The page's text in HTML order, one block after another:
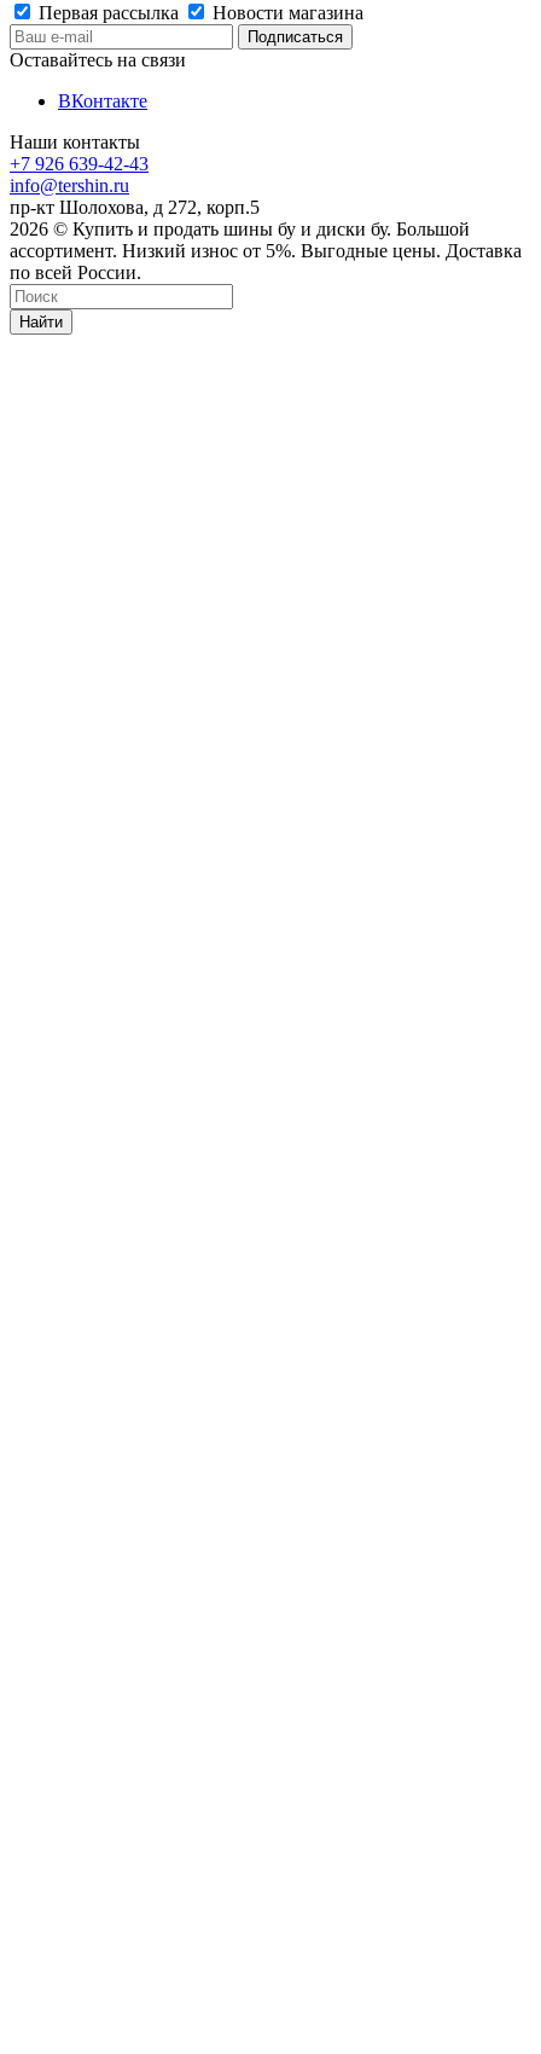
Первая рассылка
Новости магазина
Оставайтесь на связи
ВКонтакте
Наши контакты
+7 926 639-42-43
info@tershin.ru
пр-кт Шолохова, д 272, корп.5
2026 © Купить и продать шины бу и диски бу. Большой
ассортимент. Низкий износ от 5%. Выгодные цены. Доставка
по всей России.
Найти